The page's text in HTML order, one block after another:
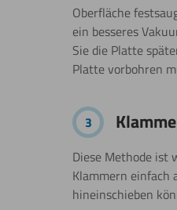
Oberfläche
ein besseres
Sie die Platte
Platte vorbohren
3
Diese Methode ist
Klammern einfach
hineinschieben